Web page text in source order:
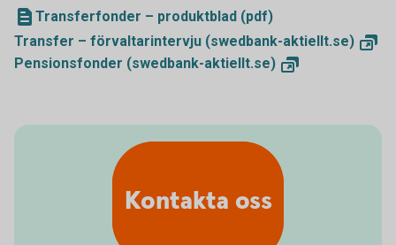
Transferfonder – produktblad (pdf)
Transfer – förvaltarintervju (swedbank-aktiellt.se)
Pensionsfonder (swedbank-aktiellt.se)
Kontakta oss